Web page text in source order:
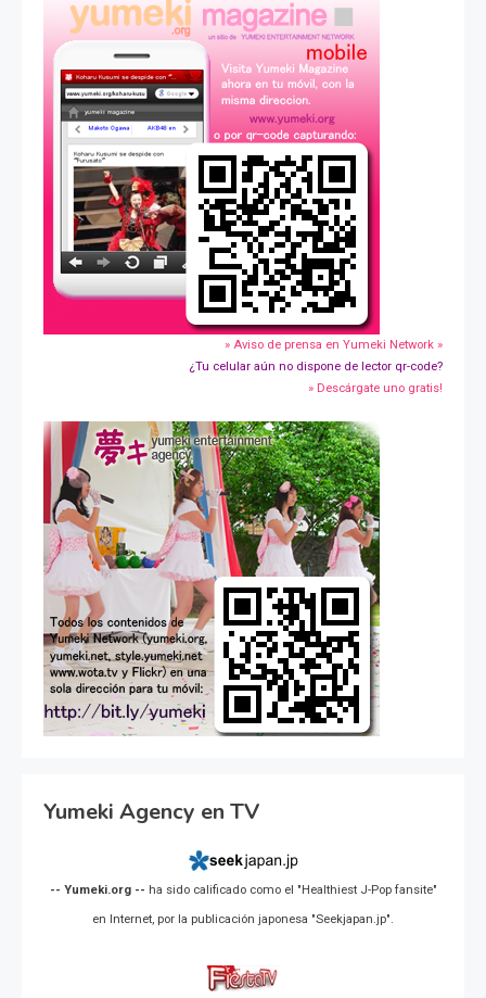
» Aviso de prensa en Yumeki Network »
¿Tu celular aún no dispone de lector qr-code?
» Descárgate uno gratis!
Yumeki Agency en TV
-- Yumeki.org -- ha sido calificado como el "Healthiest J-Pop fansite"
en Internet, por la publicación japonesa "Seekjapan.jp".